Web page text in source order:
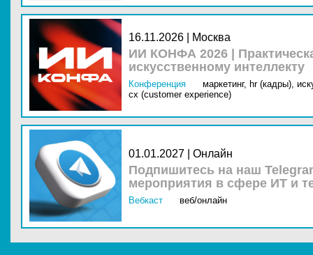
16.11.2026 | Москва
ИИ КОНФА 2026 |
искусственному интеллекту
Конференция маркетинг, hr (кадры),
cx (customer experience)
01.01.2027 | Онлайн
Подпишитесь на наш
мероприятия в сфере ИТ и
Вебкаст веб/онлайн